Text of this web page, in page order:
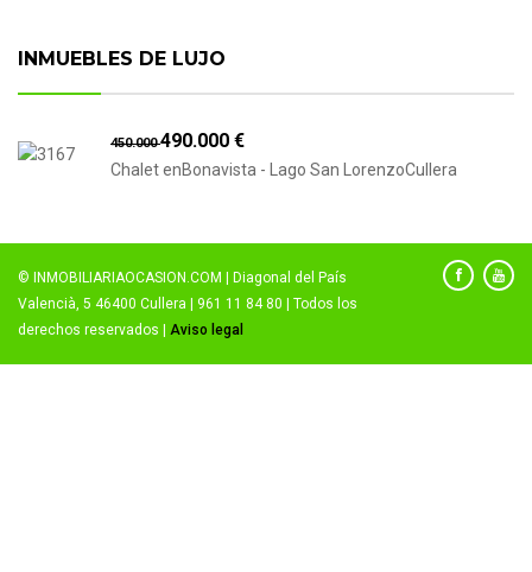
INMUEBLES DE LUJO
450.000490.000 €
Chalet enBonavista - Lago San LorenzoCullera
© INMOBILIARIAOCASION.COM | Diagonal del País
Valencià, 5 46400 Cullera | 961 11 84 80 | Todos los
derechos reservados | Aviso legal